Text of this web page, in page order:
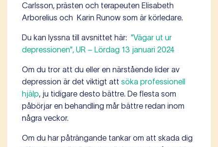
Carlsson, prästen och terapeuten Elisabeth
Arborelius och Karin Runow som är körledare.
Du kan lyssna till avsnittet här: "Vägar ut ur
depressionen", UR – Lördag 13 januari 2024
Om du tror att du eller en närstående lider av
depression är det viktigt att söka professionell
hjälp, ju tidigare desto bättre. De flesta som
påbörjar en behandling mår bättre redan inom
några veckor.
Om du har påträngande tankar om att skada dig